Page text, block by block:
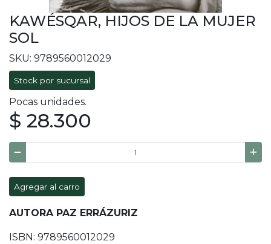
KAWÉSQAR, HIJOS DE LA MUJER
SOL
SKU: 9789560012029
Stock por sucursal
Pocas unidades.
$ 28.300
Agregar al carro
AUTORA PAZ ERRÁZURIZ
ISBN: 9789560012029